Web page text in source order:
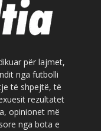
për lajmet,
nga futbolli
të shpejtë, të
rezultatet
opinionet më
nga bota e